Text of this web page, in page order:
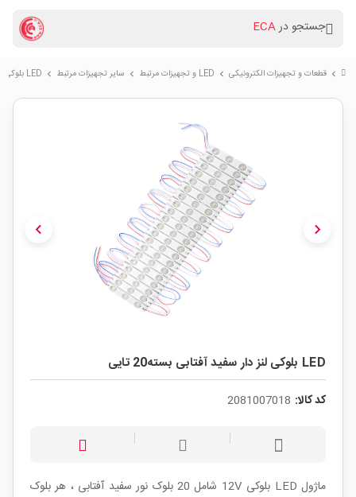
جستجو درECA
chevron_right قطعات و تجهیزات الکترونیکی chevron_right LED و تجهیزات مرتبط chevron_right سایر تجهیزات مرتبط chevron_right LED بلوکی لنز دار سفید آفتابی بسته20 تایی
chevron_left chevron_right
LED بلوکی لنز دار سفید آفتابی بسته20 تایی
کد کالا: 2081007018
ماژول LED بلوکی 12V شامل 20 بلوک نور سفید آفتابی ، هر بلوک